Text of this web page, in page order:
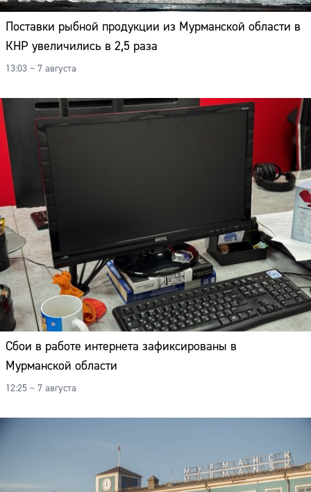
Поставки рыбной продукции из Мурманской области в
КНР увеличились в 2,5 раза
13:03 – 7 августа
Сбои в работе интернета зафиксированы в
Мурманской области
12:25 – 7 августа
Сайт: